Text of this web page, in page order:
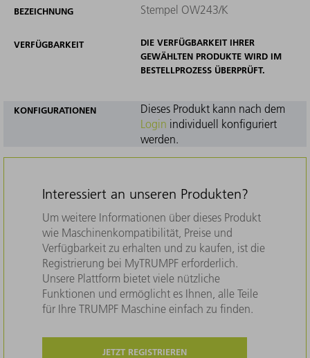
BEZEICHNUNG Stempel OW243/K
VERFÜGBARKEIT
DIE VERFÜGBARKEIT IHRER
GEWÄHLTEN PRODUKTE WIRD IM
BESTELLPROZESS ÜBERPRÜFT.
KONFIGURATIONEN
Dieses Produkt kann nach dem
Login individuell konfiguriert
werden.
Interessiert an unseren Produkten?
Um weitere Informationen über dieses Produkt
wie Maschinenkompatibilität, Preise und
Verfügbarkeit zu erhalten und zu kaufen, ist die
Registrierung bei MyTRUMPF erforderlich.
Unsere Plattform bietet viele nützliche
Funktionen und ermöglicht es Ihnen, alle Teile
für Ihre TRUMPF Maschine einfach zu finden.
JETZT REGISTRIEREN